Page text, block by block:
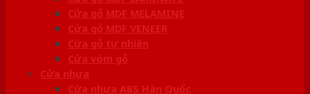
Cửa gỗ MDF MELAMINE
Cửa gỗ MDF VENEER
Cửa gỗ tự nhiên
Cửa vòm gỗ
Cửa nhựa
Cửa nhựa ABS Hàn Quốc